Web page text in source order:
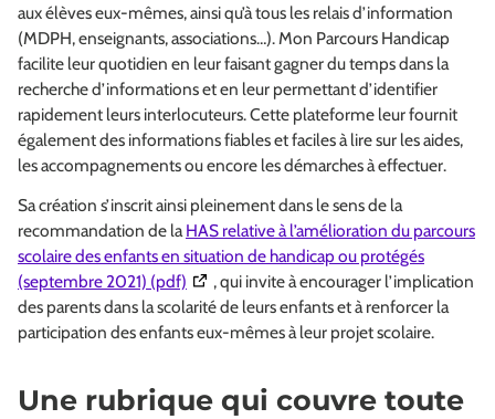
aux élèves eux-mêmes, ainsi qu’à tous les relais d’information
(MDPH, enseignants, associations…). Mon Parcours Handicap
facilite leur quotidien en leur faisant gagner du temps dans la
recherche d’informations et en leur permettant d’identifier
rapidement leurs interlocuteurs. Cette plateforme leur fournit
également des informations fiables et faciles à lire sur les aides,
les accompagnements ou encore les démarches à effectuer.
Sa création s’inscrit ainsi pleinement dans le sens de la
recommandation de la HAS relative à l’amélioration du parcours
scolaire des enfants en situation de handicap ou protégés
(septembre 2021) (pdf) (Ouverture dans une nouvelle fenêtre)
, qui invite à encourager l’implication
des parents dans la scolarité de leurs enfants et à renforcer la
participation des enfants eux-mêmes à leur projet scolaire.
Une rubrique qui couvre toute